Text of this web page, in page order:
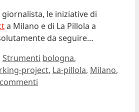
le iniziative di
a Milano e di La Pillola a
da seguire…
Strumenti Tag
bologna,
project, La-pillola, Milano,